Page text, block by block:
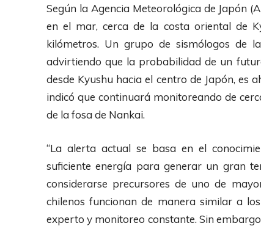
Según la Agencia Meteorológica de Japón
en el mar, cerca de la costa oriental de
kilómetros. Un grupo de sismólogos de
advirtiendo que la probabilidad de un
desde Kyushu hacia el centro de Japón, es
indicó que continuará monitoreando de
de la fosa de Nankai.
“La alerta actual se basa en el
suficiente energía para generar un gran
considerarse precursores de uno de
chilenos funcionan de manera similar a
experto y monitoreo constante. Sin